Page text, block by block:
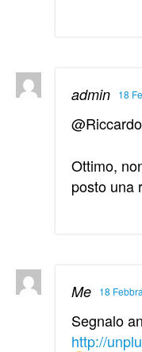
admin 18
@Riccardo
Ottimo,
posto una
Me 18
Segnalo
http://